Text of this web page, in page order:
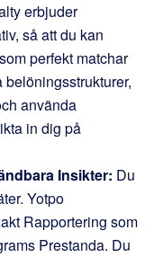
erbjuder
så att du kan
perfekt matchar
använda
in dig på
Insikter: Du
Yotpo
Rapportering som
Prestanda. Du